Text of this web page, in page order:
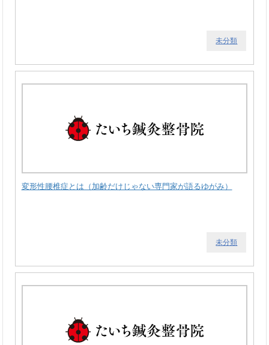
未分類
変形性腰椎症とは（加齢だけじゃない専門家が語るゆがみ）
未分類